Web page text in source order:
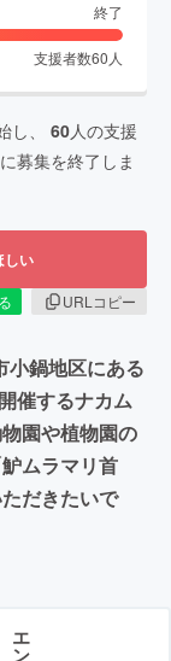
終了
支援者数60 人
し、 60人の支援
に募集を終了しま
しい
URLコピー
小鍋地区にある
催するナカム
園や植物園の
ムラマリ首
だきたいで
エ
ン